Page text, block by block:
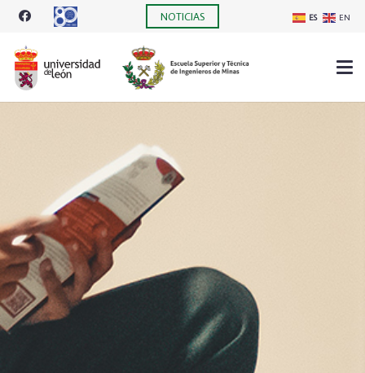
NOTICIAS ES EN